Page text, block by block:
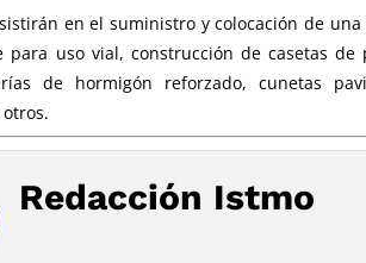
en el suministro y colocación de
para uso vial, construcción de casetas
de hormigón reforzado, cunetas
Redacción Istmo